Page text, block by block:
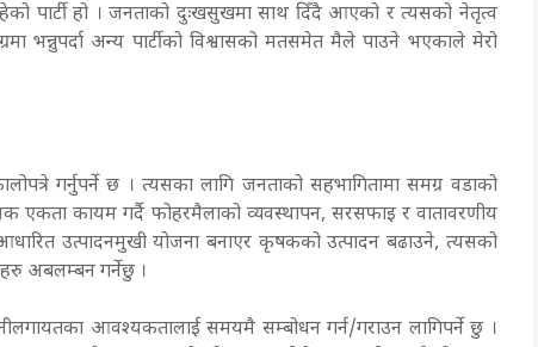
पार्टी हो । जनताको दुःखसुखमा साथ दिँदै आएको र त्यसको नेतृत्व
भन्नुपर्दा अन्य पार्टीको विश्वासको मतसमेत मैले पाउने भएकाले मेरो
गर्नुपर्ने छ । त्यसका लागि जनताको सहभागितामा समग्र वडाको
एकता कायम गर्दै फोहरमैलाको व्यवस्थापन, सरसफाइ र वातावरणीय
उत्पादनमुखी योजना बनाएर कृषकको उत्पादन बढाउने, त्यसको
अबलम्बन गर्नेछु ।
आवश्यकतालाई समयमै सम्बोधन गर्न/गराउन लागिपर्ने छु ।